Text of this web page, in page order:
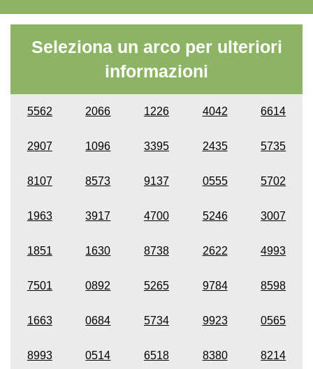
Seleziona un arco per ulteriori
informazioni
5562 2066 1226 4042 6614
2907 1096 3395 2435 5735
8107 8573 9137 0555 5702
1963 3917 4700 5246 3007
1851 1630 8738 2622 4993
7501 0892 5265 9784 8598
1663 0684 5734 9923 0565
8993 0514 6518 8380 8214